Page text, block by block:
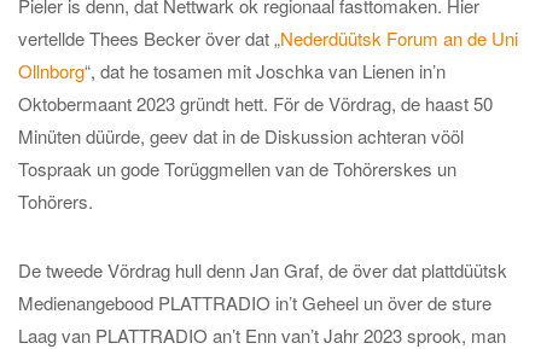
Pieler is denn, dat Nettwark ok regionaal fasttomaken. Hier
vertellde Thees Becker över dat „Nederdüütsk Forum an de Uni
Ollnborg“, dat he tosamen mit Joschka van Lienen in’n
Oktobermaant 2023 gründt hett. För de Vördrag, de haast 50
Minüten düürde, geev dat in de Diskussion achteran vööl
Tospraak un gode Torüggmellen van de Tohörerskes un
Tohörers.
De tweede Vördrag hull denn Jan Graf, de över dat plattdüütsk
Medienangebood PLATTRADIO in’t Geheel un över de sture
Laag van PLATTRADIO an’t Enn van’t Jahr 2023 sprook, man